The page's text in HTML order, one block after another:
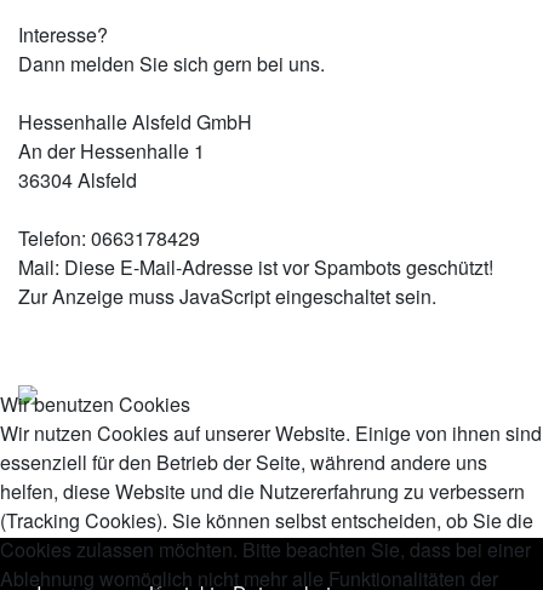
Interesse?
Dann melden Sie sich gern bei uns.
Hessenhalle Alsfeld GmbH
An der Hessenhalle 1
36304 Alsfeld
Telefon: 0663178429
Mail: Diese E-Mail-Adresse ist vor Spambots geschützt!
Zur Anzeige muss JavaScript eingeschaltet sein.
Wir benutzen Cookies
Wir nutzen Cookies auf unserer Website. Einige von ihnen sind
essenziell für den Betrieb der Seite, während andere uns
helfen, diese Website und die Nutzererfahrung zu verbessern
(Tracking Cookies). Sie können selbst entscheiden, ob Sie die
Cookies zulassen möchten. Bitte beachten Sie, dass bei einer
Ablehnung womöglich nicht mehr alle Funktionalitäten der